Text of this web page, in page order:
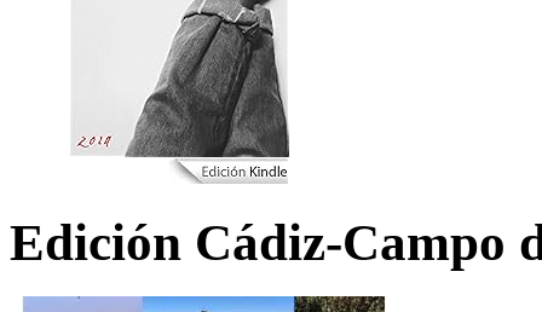
Edición Cádiz-Campo